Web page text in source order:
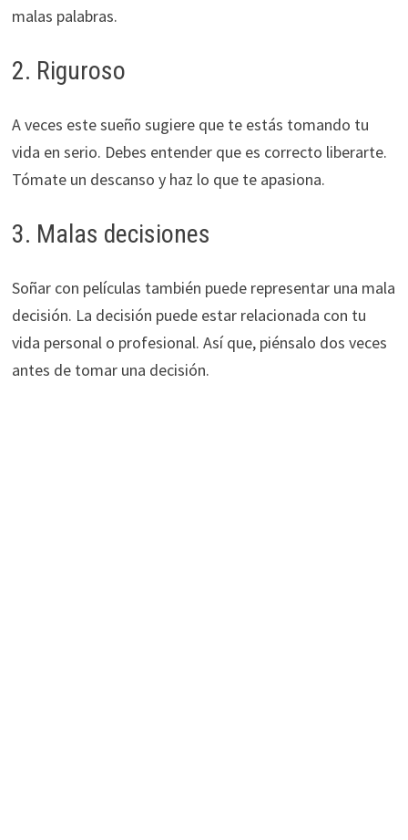
malas palabras.
2. Riguroso
A veces este sueño sugiere que te estás tomando tu
vida en serio. Debes entender que es correcto liberarte.
Tómate un descanso y haz lo que te apasiona.
3. Malas decisiones
Soñar con películas también puede representar una mala
decisión. La decisión puede estar relacionada con tu
vida personal o profesional. Así que, piénsalo dos veces
antes de tomar una decisión.